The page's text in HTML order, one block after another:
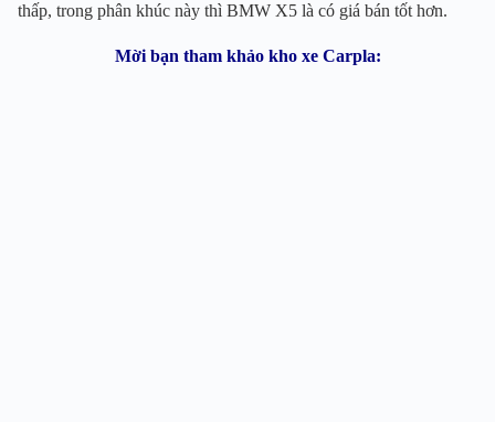
thấp, trong phân khúc này thì BMW X5 là có giá bán tốt hơn.
Mời bạn tham khảo kho xe Carpla: